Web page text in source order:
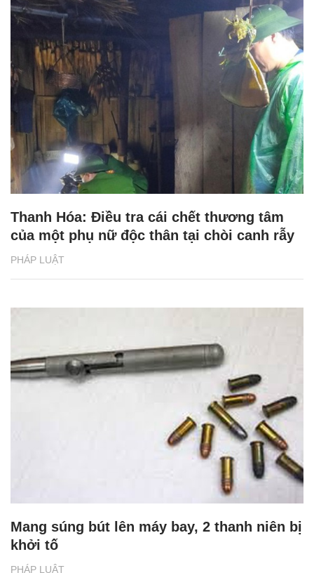
PHÁP LUẬT
Thanh Hóa: Điều tra cái chết thương tâm
của một phụ nữ độc thân tại chòi canh rẫy
PHÁP LUẬT
Mang súng bút lên máy bay, 2 thanh niên bị
khởi tố